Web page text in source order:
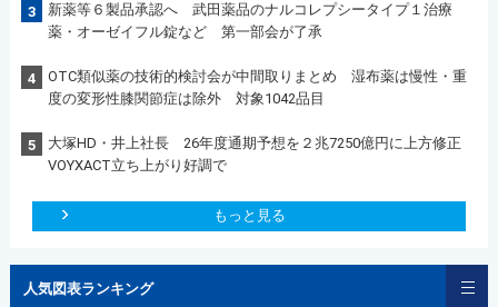
3
新薬等６製品承認へ 武田薬品のナルコレプシータイプ１治療
薬・オーゼイフル錠など 第一部会が了承
4
OTC類似薬の技術的検討会が中間取りまとめ 湿布薬は慢性・重
度の変形性膝関節症は除外 対象1042品目
5
大塚HD・井上社長 26年度通期予想を２兆7250億円に上方修正
VOYXACT立ち上がり好調で
もっと見る
人気図表ランキング